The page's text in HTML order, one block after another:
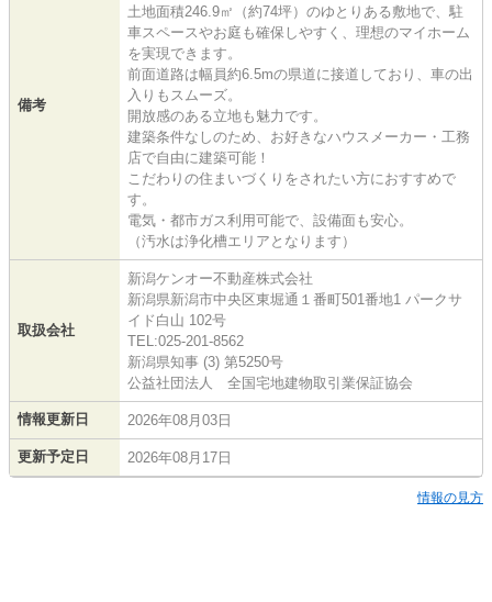
備考
土地面積246.9㎡（約74坪）のゆとりある敷地で、駐
車スペースやお庭も確保しやすく、理想のマイホーム
を実現できます。
前面道路は幅員約6.5mの県道に接道しており、車の出
入りもスムーズ。
開放感のある立地も魅力です。
建築条件なしのため、お好きなハウスメーカー・工務
店で自由に建築可能！
こだわりの住まいづくりをされたい方におすすめで
す。
電気・都市ガス利用可能で、設備面も安心。
（汚水は浄化槽エリアとなります）
取扱会社
新潟ケンオー不動産株式会社
新潟県新潟市中央区東堀通１番町501番地1 パークサ
イド白山 102号
TEL:025-201-8562
新潟県知事 (3) 第5250号
公益社団法人 全国宅地建物取引業保証協会
情報更新日 2026年08月03日
更新予定日 2026年08月17日
情報の見方